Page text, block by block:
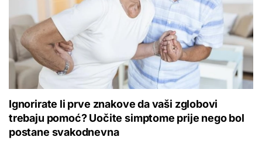
Ignorirate li prve znakove da vaši zglobovi
trebaju pomoć? Uočite simptome prije nego bol
postane svakodnevna